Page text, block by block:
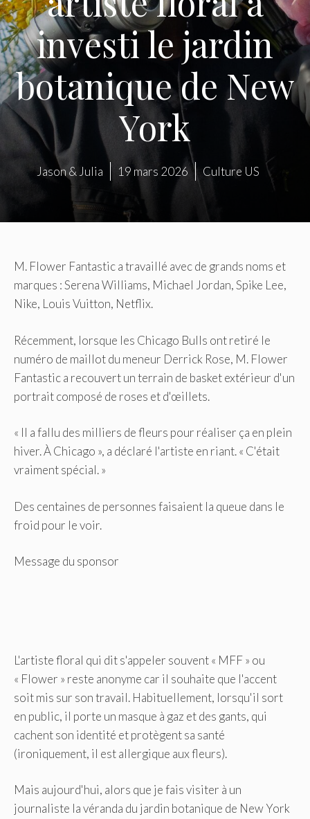
investi le jardin
botanique de New
York
Jason & Julia 19 mars 2026 Culture US
M. Flower Fantastic a travaillé avec de grands noms et
marques : Serena Williams, Michael Jordan, Spike Lee,
Nike, Louis Vuitton, Netflix.
Récemment, lorsque les Chicago Bulls ont retiré le
numéro de maillot du meneur Derrick Rose, M. Flower
Fantastic a recouvert un terrain de basket extérieur d'un
portrait composé de roses et d'œillets.
« Il a fallu des milliers de fleurs pour réaliser ça en plein
hiver. À Chicago », a déclaré l'artiste en riant. « C'était
vraiment spécial. »
Des centaines de personnes faisaient la queue dans le
froid pour le voir.
Message du sponsor
L'artiste floral qui dit s'appeler souvent « MFF » ou
« Flower » reste anonyme car il souhaite que l'accent
soit mis sur son travail. Habituellement, lorsqu'il sort
en public, il porte un masque à gaz et des gants, qui
cachent son identité et protègent sa santé
(ironiquement, il est allergique aux fleurs).
Mais aujourd'hui, alors que je fais visiter à un
journaliste la véranda du jardin botanique de New York